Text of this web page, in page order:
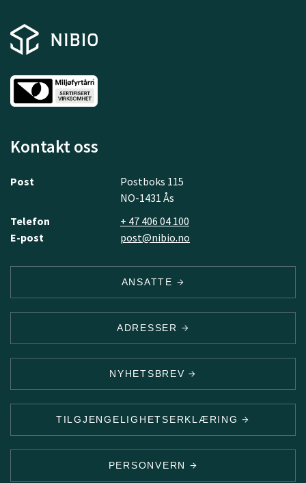
Kontakt oss
Post
Postboks 115
NO-1431 Ås
Telefon
+ 47 406 04 100
E-post
post@nibio.no
ANSATTE
ADRESSER
NYHETSBREV
TILGJENGELIGHETSERKLÆRING
PERSONVERN